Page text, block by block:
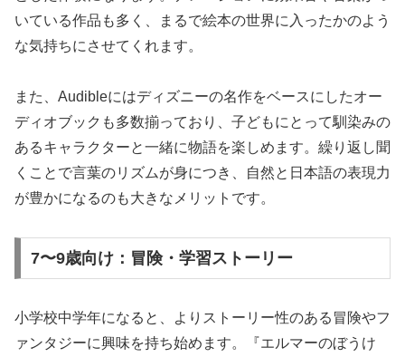
いている作品も多く、まるで絵本の世界に入ったかのよう
な気持ちにさせてくれます。
また、Audibleにはディズニーの名作をベースにしたオー
ディオブックも多数揃っており、子どもにとって馴染みの
あるキャラクターと一緒に物語を楽しめます。繰り返し聞
くことで言葉のリズムが身につき、自然と日本語の表現力
が豊かになるのも大きなメリットです。
7〜9歳向け：冒険・学習ストーリー
小学校中学年になると、よりストーリー性のある冒険やフ
ァンタジーに興味を持ち始めます。『エルマーのぼうけ